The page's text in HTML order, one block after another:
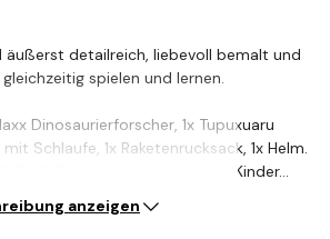
äußerst detailreich, liebevoll bemalt und
spielen und lernen.
Dinosaurierforscher, 1x Tupuxuaru
Schlaufe, 1x Raketenrucksack, 1x Helm.
11,5 x 5,5 cm. Nicht geeignet für Kinder…
anzeigen